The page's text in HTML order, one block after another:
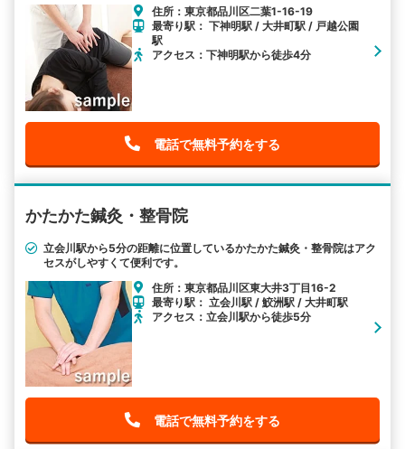
住所：東京都品川区二葉1-16-19
最寄り駅： 下神明駅 / 大井町駅 / 戸越公園
駅
アクセス：下神明駅から徒歩4分
電話で無料予約をする
かたかた鍼灸・整骨院
立会川駅から5分の距離に位置しているかたかた鍼灸・整骨院はアク
セスがしやすくて便利です。
住所：東京都品川区東大井3丁目16-2
最寄り駅： 立会川駅 / 鮫洲駅 / 大井町駅
アクセス：立会川駅から徒歩5分
電話で無料予約をする